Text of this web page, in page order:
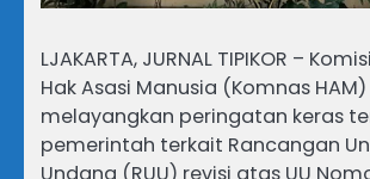
LJAKARTA, JURNAL TIPIKOR –
Hak Asasi Manusia (Komnas HAM)
melayangkan peringatan keras
pemerintah terkait Rancangan
Undang (RUU) revisi atas UU